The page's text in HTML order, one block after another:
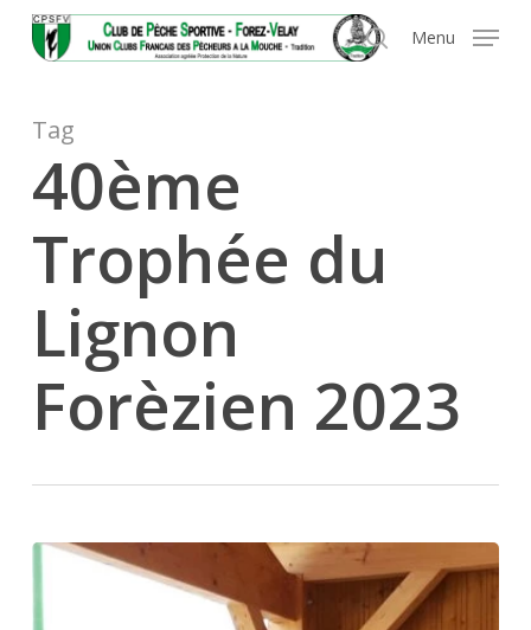
Panneau de gestion des cookies
search
Menu
Tag
40ème
Trophée du
Lignon
Forèzien 2023
40ème